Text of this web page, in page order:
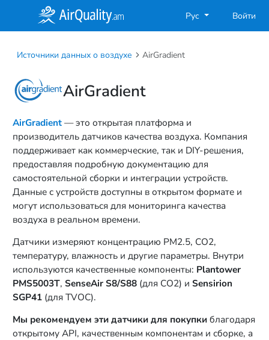
Рус Войти
Источники данных о воздухе AirGradient
AirGradient
AirGradient— это открытая платформа и
производитель датчиков качества воздуха. Компания
поддерживает как коммерческие, так и DIY-решения,
предоставляя подробную документацию для
самостоятельной сборки и интеграции устройств.
Данные с устройств доступны в открытом формате и
могут использоваться для мониторинга качества
воздуха в реальном времени.
Датчики измеряют концентрацию PM2.5, CO2,
температуру, влажность и другие параметры. Внутри
используются качественные компоненты: Plantower
PMS5003T, SenseAir S8/S88 (для CO2) и Sensirion
SGP41 (для TVOC).
Мы рекомендуем эти датчики для покупкиблагодаря
открытому API, качественным компонентам и сборке, а